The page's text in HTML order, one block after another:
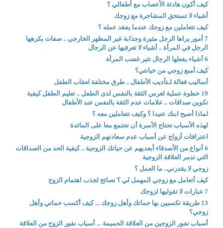
كيف أكون هادئة الأعصاب مع أطفالي ؟
أشياء لا تستحق المشاجرة مع زوجك
كيف تتعاملين مع زوجك عندما يفقد عمله ؟
7 أمور يراها الرجل مثيرة وجذابة غير المظهر الخارجي .. صفات يكرهها
الرجل في المرأة .. أشياء لا تعرفيها عن الرجال
6 أشياء يفعلها الرجال تثير غضب المرأة
كيف أمنع زوجي من خيانتي؟
أساليب فعالة لـتأديب الأطفال .. طرق مختلفة لعقاب الطفل
19 خطوة عملية لغرس الثقة بالنفس لدى الطفل .. تعليم الطفل كيفية
تكوين صداقات .. علامات عدم الثقة بالنفس عند الأطفال
لماذا أصبح ابنك عنيدا ؟ وكيف تتعاملين معه ؟
لهذه الأسباب تحتاج الأسرة أن تجتمع معا على المائدة
اعترافات أزواج عن أسباب عدم سعادتهم الزوجية
6 أنواع من الأصدقاء أبعديهم عن حياتك الزوجية .. كيفية الحد من الصداقات
التي تدمر العلاقة الزوجية
زوجي لا يقدرني.. ما العمل ؟
كيف أتعامل مع زوجي المهمل لي ؟ نصائح لجذب اهتمام الزوج
7 عبارات لا تقوليها لزوجك
13 طريقة تكسبين بها حماتك وأهل زوجك ... كيف أكسب حماتي وأهل
زوجي؟
أسباب نفور الزوجين من العلاقة الحميمة ... أسباب نفور الزوج من العلاقة